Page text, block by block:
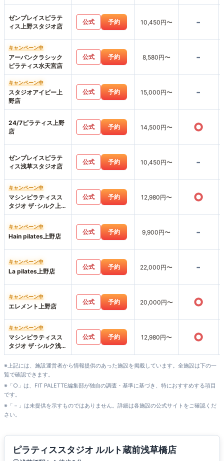
ゼンプレイスピラテ
ィス上野スタジオ店
公式 予約 10,450円〜 -
キャンペーン中
アーバンクラシック
ピラティス水天宮店
公式 予約 8,580円〜 -
キャンペーン中
スタジオアイビー上
野店
公式 予約 15,000円〜 -
24/7ピラティス上野
店
公式 予約 14,500円〜 ○
ゼンプレイスピラテ
ィス浅草スタジオ店
公式 予約 10,450円〜 -
キャンペーン中
マシンピラティスス
タジオ ザ･シルク上野
店
公式 予約 12,980円〜 ○
キャンペーン中
Hain pilates上野店
公式 予約 9,900円〜 -
キャンペーン中
La pilates上野店
公式 予約 22,000円〜 -
キャンペーン中
エレメント上野店
公式 予約 20,000円〜 ○
キャンペーン中
マシンピラティスス
タジオ ザ･シルク浅草
店
公式 予約 12,980円〜 ○
※上記には、施設運営者から情報提供のあった施設を掲載しています。全施設は下の一
覧で確認できます。
※「○」は、FIT PALETTE編集部が独自の調査・基準に基づき、特におすすめする項目
です。
※「－」は未提供を示すものではありません。詳細は各施設の公式サイトをご確認くだ
さい。
ピラティススタジオ ルルト蔵前浅草橋店